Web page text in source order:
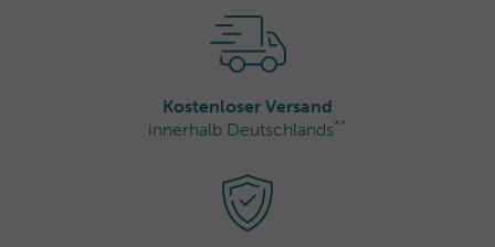
Kostenloser Versand
innerhalb Deutschlands**